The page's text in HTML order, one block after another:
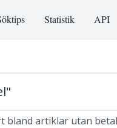
Statistik API
bland artiklar utan